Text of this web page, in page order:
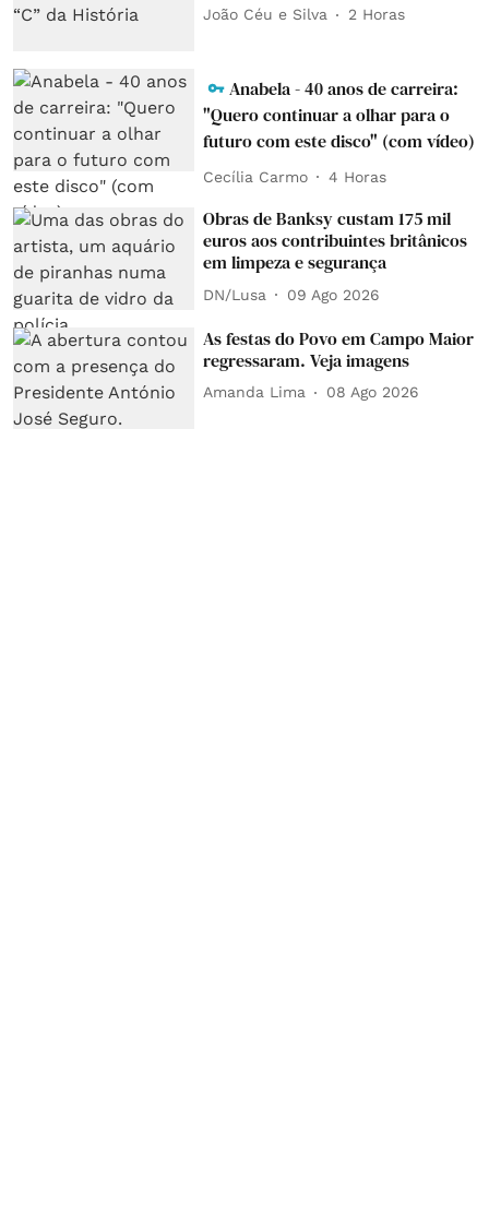
João Céu e Silva 2 Horas
Anabela - 40 anos de carreira:
"Quero continuar a olhar para o
futuro com este disco" (com vídeo)
Cecília Carmo 4 Horas
Obras de Banksy custam 175 mil
euros aos contribuintes britânicos
em limpeza e segurança
DN/Lusa 09 Ago 2026
As festas do Povo em Campo Maior
regressaram. Veja imagens
Amanda Lima 08 Ago 2026